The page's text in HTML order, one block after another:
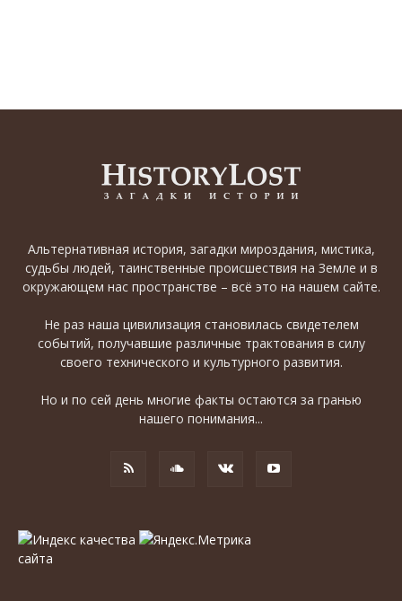
Альтернативная история, загадки мироздания, мистика,
судьбы людей, таинственные происшествия на Земле и в
окружающем нас пространстве – всё это на нашем сайте.
Не раз наша цивилизация становилась свидетелем
событий, получавшие различные трактования в силу
своего технического и культурного развития.
Но и по сей день многие факты остаются за гранью
нашего понимания...